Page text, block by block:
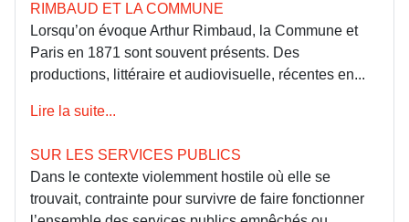
RIMBAUD ET LA COMMUNE
Lorsqu’on évoque Arthur Rimbaud, la Commune et
Paris en 1871 sont souvent présents. Des
productions, littéraire et audiovisuelle, récentes en...
Lire la suite...
SUR LES SERVICES PUBLICS
Dans le contexte violemment hostile où elle se
trouvait, contrainte pour survivre de faire fonctionner